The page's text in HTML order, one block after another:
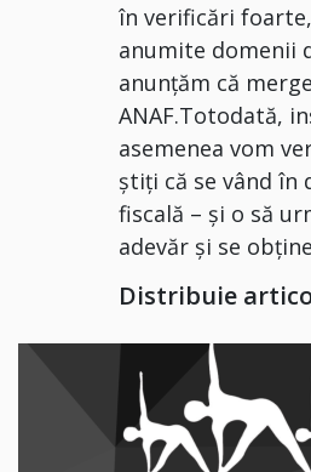
în verificări
anumite domenii
anunţăm că
ANAF.Totodată,
asemenea vom
ştiţi că se vând în
fiscală – şi o să
adevăr şi se
Distribuie